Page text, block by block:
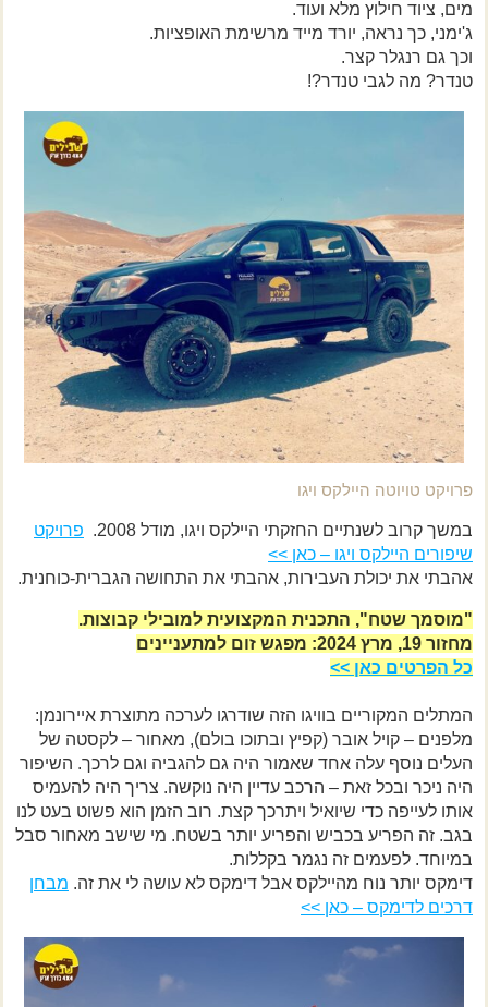
אודות יואב קווה והאתר שבילים
מים, ציוד חילוץ מלא ועוד.
ג'ימני, כך נראה, יורד מייד מרשימת האופציות.
וכך גם רנגלר קצר.
טנדר? מה לגבי טנדר?!
פרויקט טויוטה היילקס ויגו
במשך קרוב לשנתיים החזקתי היילקס ויגו, מודל 2008.
פרויקט
שיפורים היילקס ויגו – כאן >>
אהבתי את יכולת העבירות, אהבתי את התחושה הגברית-כוחנית.
"מוסמך שטח", התכנית המקצועית למובילי קבוצות.
מחזור 19, מרץ 2024: מפגש זום למתעניינים
כל הפרטים כאן >>
המתלים המקוריים בוויגו הזה שודרגו לערכה מתוצרת איירונמן:
מלפנים – קויל אובר (קפיץ ובתוכו בולם), מאחור – לקסטה של
העלים נוסף עלה אחד שאמור היה גם להגביה וגם לרכך. השיפור
היה ניכר ובכל זאת – הרכב עדיין היה נוקשה. צריך היה להעמיס
אותו לעייפה כדי שיואיל ויתרכך קצת. רוב הזמן הוא פשוט בעט לנו
בגב. זה הפריע בכביש והפריע יותר בשטח. מי שישב מאחור סבל
במיוחד. לפעמים זה נגמר בקללות.
דימקס יותר נוח מהיילקס אבל דימקס לא עושה לי את זה. מבחן
דרכים לדימקס – כאן >>